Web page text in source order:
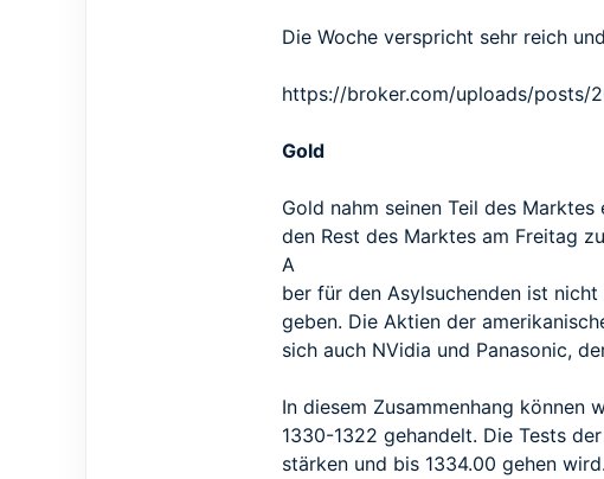
Die Woche verspricht sehr reich
https://broker.com/uploads/posts/
Gold
Gold nahm seinen Teil des
den Rest des Marktes am Freitag
A
ber für den Asylsuchenden ist
geben. Die Aktien der
sich auch NVidia und Panasonic,
In diesem Zusammenhang
1330-1322 gehandelt. Die Tests
stärken und bis 1334.00 gehen